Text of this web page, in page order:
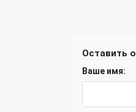
Оставить
Ваше имя: